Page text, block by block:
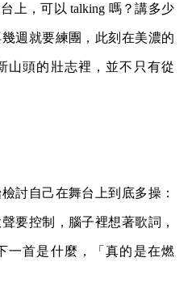
上，可以 talking 嗎？講多少
週就要練團，此刻在美濃的
山頭的壯志裡，並不只有從
討自己在舞台上到底多操：
要控制，腦子裡想著歌詞，
一首是什麼，「真的是在燃